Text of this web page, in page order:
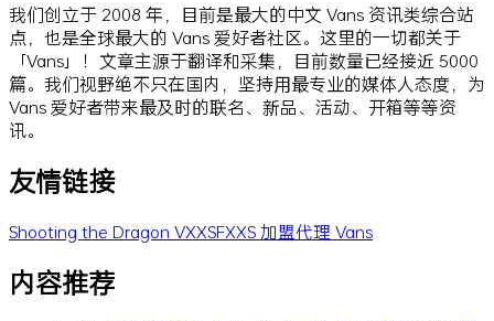
我们创立于 2008 年，目前是最大的中文 Vans 资讯类综合站
点，也是全球最大的 Vans 爱好者社区。这里的一切都关于
「Vans」！文章主源于翻译和采集，目前数量已经接近 5000
篇。我们视野绝不只在国内，坚持用最专业的媒体人态度，为
Vans 爱好者带来最及时的联名、新品、活动、开箱等等资
讯。
友情链接
Shooting the Dragon VXXSFXXS加盟代理 Vans
内容推荐